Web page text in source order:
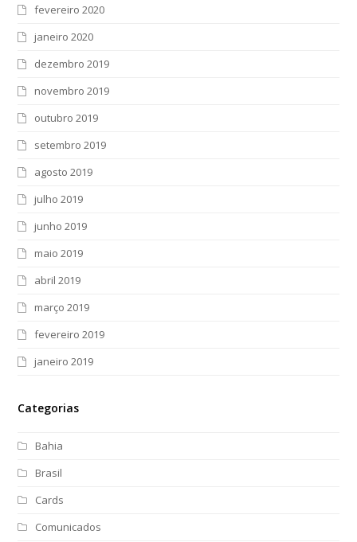
fevereiro 2020
janeiro 2020
dezembro 2019
novembro 2019
outubro 2019
setembro 2019
agosto 2019
julho 2019
junho 2019
maio 2019
abril 2019
março 2019
fevereiro 2019
janeiro 2019
Categorias
Bahia
Brasil
Cards
Comunicados